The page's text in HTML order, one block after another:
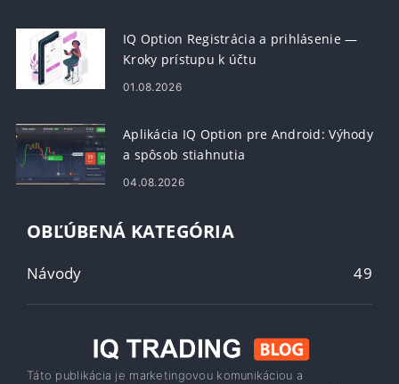
IQ Option Registrácia a prihlásenie —
Kroky prístupu k účtu
01.08.2026
Aplikácia IQ Option pre Android: Výhody
a spôsob stiahnutia
04.08.2026
OBĽÚBENÁ KATEGÓRIA
Návody 49
Táto publikácia je marketingovou komunikáciou a